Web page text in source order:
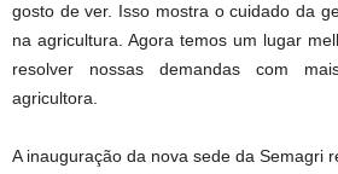
gosto de ver. Isso mostra o cuidado da
na agricultura. Agora temos um lugar
resolver nossas demandas com
agricultora.
A inauguração da nova sede da Semagri